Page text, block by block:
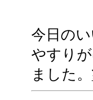
今日の
やすり
ました